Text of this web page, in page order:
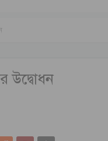
উদ্বোধন